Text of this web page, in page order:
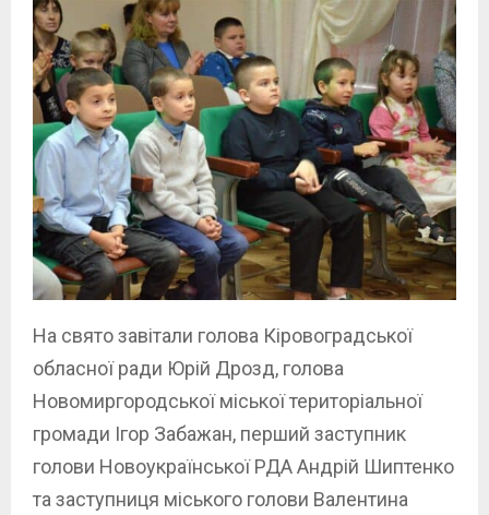
На свято завітали голова Кіровоградської
обласної ради Юрій Дрозд, голова
Новомиргородської міської територіальної
громади Ігор Забажан, перший заступник
голови Новоукраїнської РДА Андрій Шиптенко
та заступниця міського голови Валентина